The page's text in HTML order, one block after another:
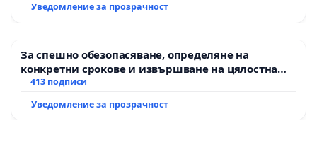
Уведомление за прозрачност
За спешно обезопасяване, определяне на
конкретни срокове и извършване на цялостна
рехабилитация на републиканския път между
Мирово - к.к. Момин проход
413 подписи
Уведомление за прозрачност